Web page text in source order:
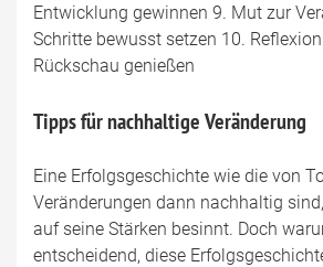
Entwicklung gewinnen 9. Mut zur
Schritte bewusst setzen 10.
Rückschau genießen
Tipps für nachhaltige Veränderung
Eine Erfolgsgeschichte wie die von
Veränderungen dann nachhaltig
auf seine Stärken besinnt. Doch
entscheidend, diese